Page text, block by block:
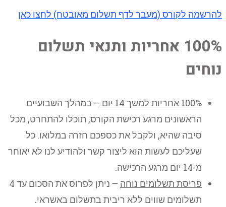
להרשמה לקורס (מעבר לדף תשלום מאובטח) לחצו כאן
100% אחריות ותנאי תשלום
נוחים
100% אחריות למשך 14 יום
– במהלך השבועיים
הראשונים מרגע רכישת הקורס, תוכלו להתחרט, מכל
סיבה שהיא, ולקבל את כספכם חזרה במלואו. כל
שעליכם לעשות הוא ליצור קשר ולהודיע לנו לא יאוחר
מ-14 יום מרגע הרכישה.
פריסת תשלומים נוחה
– ניתן לפרוס את הסכום עד 4
תשלומים שווים ללא ריבית בתשלום באשראי.